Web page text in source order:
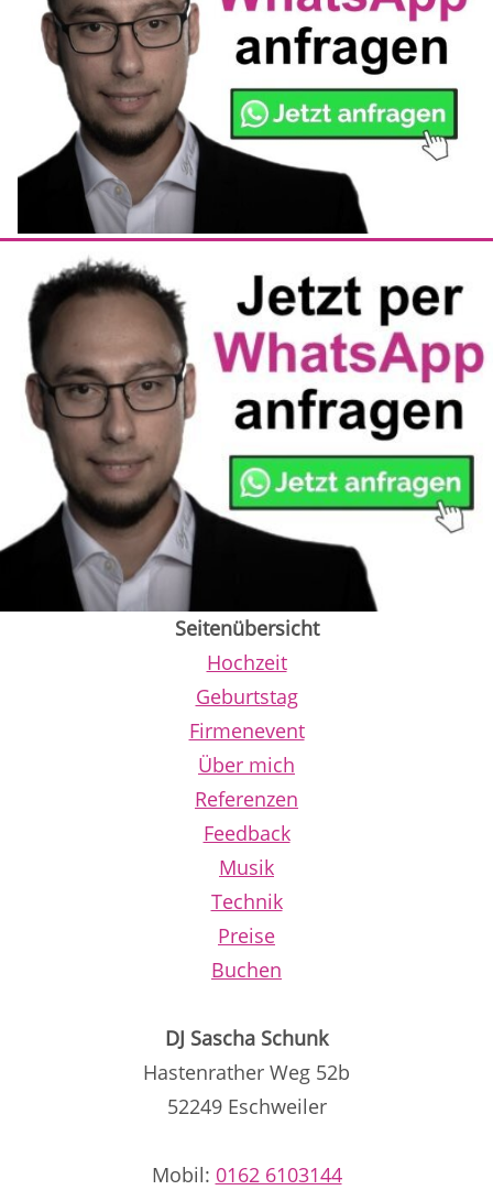
Seitenübersicht
Hochzeit
Geburtstag
Firmenevent
Über mich
Referenzen
Feedback
Musik
Technik
Preise
Buchen
DJ Sascha Schunk
Hastenrather Weg 52b
52249 Eschweiler
Mobil: 0162 6103144